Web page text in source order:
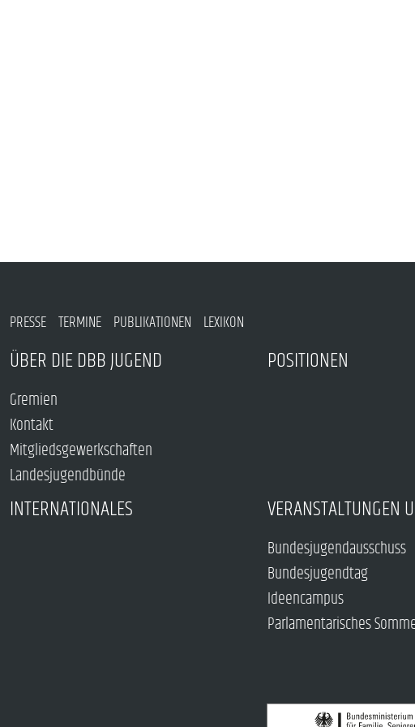
PRESSE TERMINE PUBLIKATIONEN LEXIKON
ÜBER DIE DBB JUGEND
Gremien
Kontakt
Mitgliedsgewerkschaften
Landesjugendbünde
POSITIONEN
INTERNATIONALES VERANSTALTUNGEN
Bundesjugendausschuss
Bundesjugendtag
Ideencampus
Parlamentarisches